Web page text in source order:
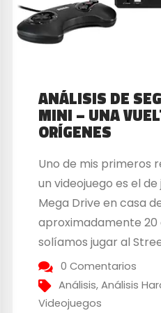
ANÁLISIS DE
MINI – UNA
ORÍGENES
Uno de mis primeros
un videojuego es el
Mega Drive en casa
aproximadamente 20
solíamos jugar al
un día, por un
de cable ocasionó
consola de Sega...
0 Comentarios
Análisis,Análisis
Videojuegos